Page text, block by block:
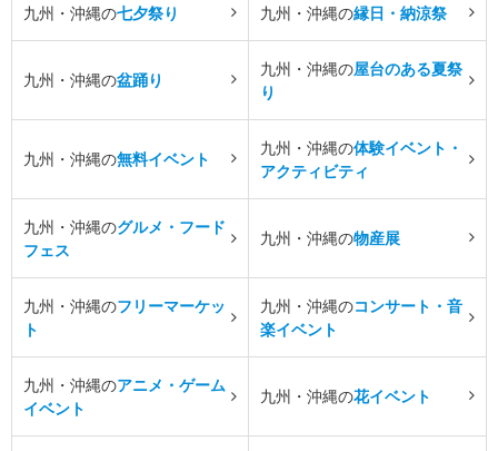
九州・沖縄の七夕祭り 九州・沖縄の縁日・納涼祭
九州・沖縄の盆踊り
九州・沖縄の屋台のある夏祭
り
九州・沖縄の無料イベント
九州・沖縄の体験イベント・
アクティビティ
九州・沖縄のグルメ・フード
フェス
九州・沖縄の物産展
九州・沖縄のフリーマーケッ
ト
九州・沖縄のコンサート・音
楽イベント
九州・沖縄のアニメ・ゲーム
イベント
九州・沖縄の花イベント